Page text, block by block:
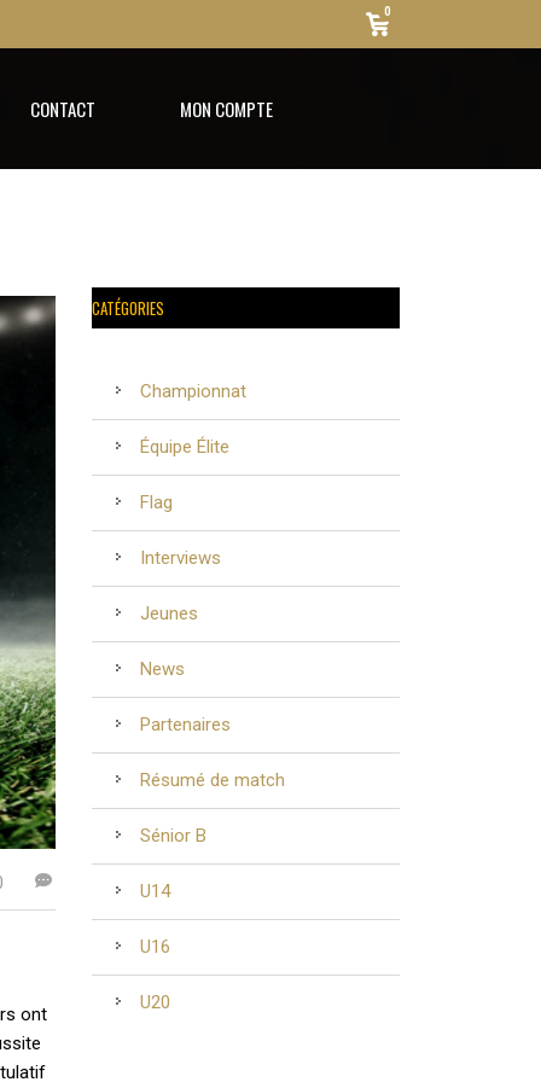
0
CONTACT MON COMPTE
ont
CATÉGORIES
Championnat
Équipe Élite
Flag
Interviews
Jeunes
News
Partenaires
Résumé de match
Sénior B
U14
U16
U20